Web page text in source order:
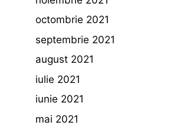
octombrie 2021
septembrie 2021
august 2021
iulie 2021
iunie 2021
mai 2021